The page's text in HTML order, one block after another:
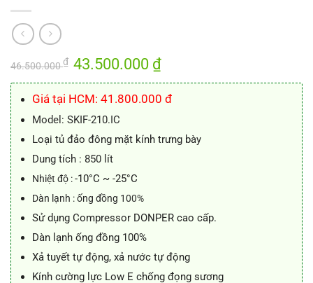
46.500.000₫ Giá
gốc
là:
43.500.000 ₫Giá
tại
43.500.000 ₫.
Giá tại HCM: 41.800.000 đ
Model: SKIF-210.IC
Loại tủ đảo đông mặt kính trưng bày
Dung tích : 850 lít
Nhiệt độ :-10°C ~ -25°C
Dàn lạnh : ống đồng 100%
Sử dụng Compressor DONPER cao cấp.
Dàn lạnh ống đồng 100%
Xả tuyết tự động, xả nước tự động
Kính cường lực Low E chống đọng sương